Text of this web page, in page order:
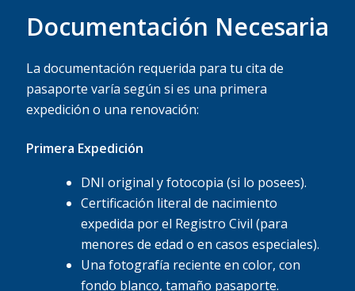
Documentación Necesaria
La documentación requerida para tu cita de
pasaporte varía según si es una primera
expedición o una renovación:
Primera Expedición
DNI original y fotocopia (si lo posees).
Certificación literal de nacimiento
expedida por el Registro Civil (para
menores de edad o en casos especiales).
Una fotografía reciente en color, con
fondo blanco, tamaño pasaporte.